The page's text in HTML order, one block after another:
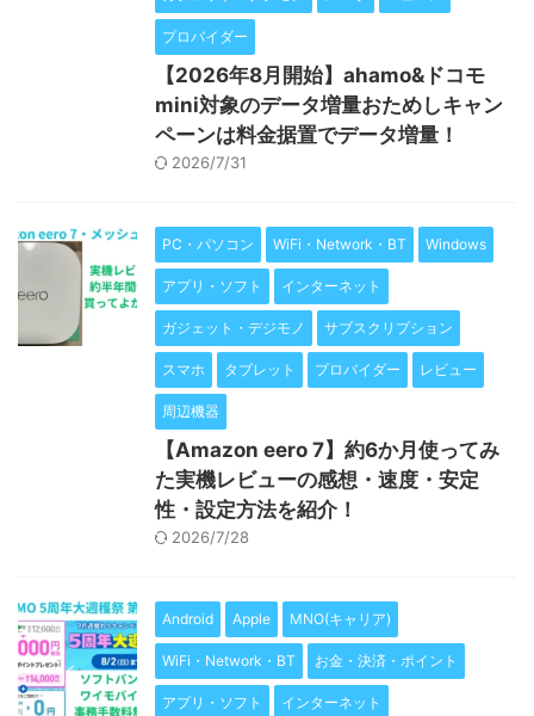
プロバイダー
【2026年8月開始】ahamo&ドコモ
mini対象のデータ増量おためしキャン
ペーンは料金据置でデータ増量！
2026/7/31
PC・パソコン WiFi・Network・BT Windows
アプリ・ソフト インターネット
ガジェット・デジモノ サブスクリプション
スマホ タブレット プロバイダー レビュー
周辺機器
【Amazon eero 7】約6か月使ってみ
た実機レビューの感想・速度・安定
性・設定方法を紹介！
2026/7/28
Android Apple MNO(キャリア)
WiFi・Network・BT お金・決済・ポイント
アプリ・ソフト インターネット